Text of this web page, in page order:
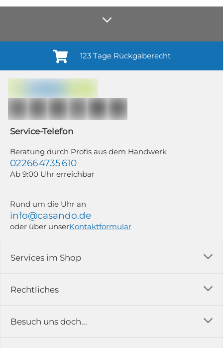
Anmelden¹
casando (Holz-Richter GmbH) sowie zur Interessen-Analyse durch
jederzeit mit Wirkung für die Zukunft und ohne Angabe von Gründen
Weitere Informationen findest du in unserer Datenschutzerklärung.
123 Tage Rückgaberecht
Rechtliches
Impressum
Services im Shop
Versandkosten
Erfahrungsberichte & Bewertungen
Besuch uns doch...
Service-Telefon
Beratung durch Profis aus dem Handwerk
02266 4735 610
Ab 9:00 Uhr erreichbar
Rund um die Uhr an
info@casando.de
oder über unserKontaktformular